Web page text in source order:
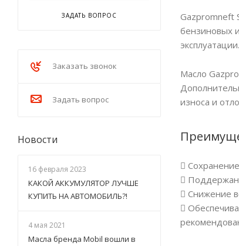
Gazpromneft
бензиновых
эксплуатации.
Масло
износа и


 Снижение

ЗАДАТЬ ВОПРОС
Заказать звонок
Задать вопрос
Новости
16 февраля 2023
КАКОЙ АККУМУЛЯТОР ЛУЧШЕ
КУПИТЬ НА АВТОМОБИЛЬ?!
4 мая 2021
Масла бренда Mobil вошли в